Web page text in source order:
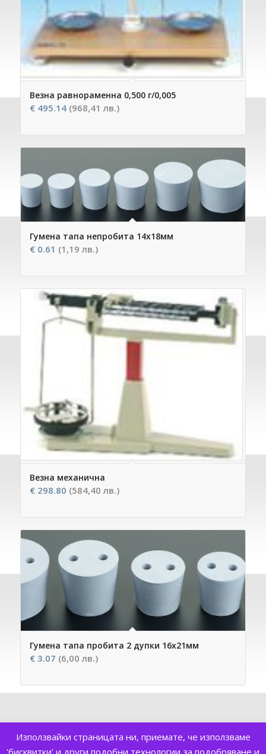
Везна равнораменна 0,500 г/0,005
€495.14 (968,41 лв.)
Гумена тапа непробита 14х18мм
€0.61 (1,19 лв.)
Везна механична
€298.80 (584,40 лв.)
Гумена тапа пробита 2 дупки 16х21мм
€3.07 (6,00 лв.)
Използвайки страницата ни, приемате, че използваме
'бисквитки' и други подобни технологии за подобряване и